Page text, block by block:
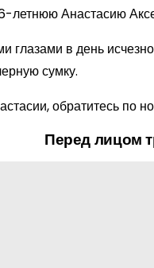
летнюю Анастасию
в день
сумку.
обратитесь по
Перед лицом